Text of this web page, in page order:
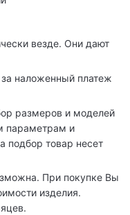
везде. Они дают
наложенный платеж
размеров и моделей
параметрам и
подбор товар несет
При покупке Вы
изделия.